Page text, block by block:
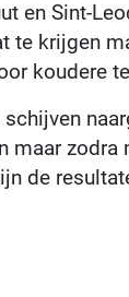
en Sint-
te krijgen
koudere
zodra
de